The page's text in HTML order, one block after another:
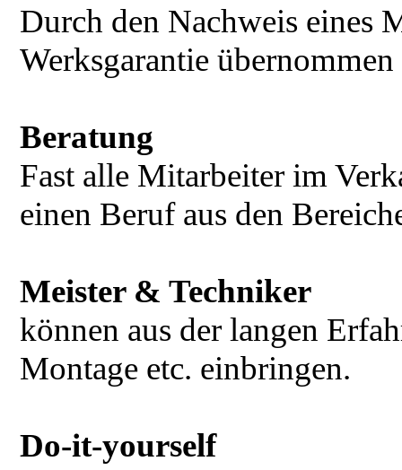
Durch den Nachweis eines
Werksgarantie
Beratung
Fast alle Mitarbeiter im
einen Beruf aus den
Meister & Techniker
können aus der langen
Montage etc. einbringen.
Do-it-yourself